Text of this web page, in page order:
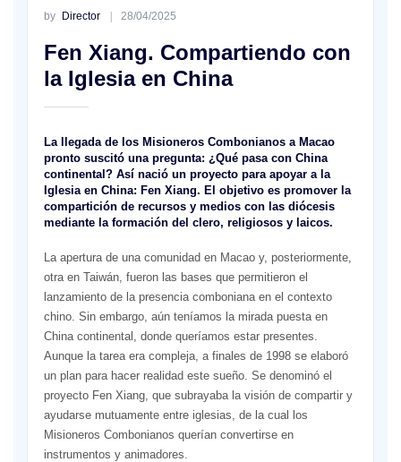
by Director 28/04/2025
Fen Xiang. Compartiendo con
la Iglesia en China
La llegada de los Misioneros Combonianos a Macao
pronto suscitó una pregunta: ¿Qué pasa con China
continental? Así nació un proyecto para apoyar a la
Iglesia en China: Fen Xiang. El objetivo es promover la
compartición de recursos y medios con las diócesis
mediante la formación del clero, religiosos y laicos.
La apertura de una comunidad en Macao y, posteriormente,
otra en Taiwán, fueron las bases que permitieron el
lanzamiento de la presencia comboniana en el contexto
chino. Sin embargo, aún teníamos la mirada puesta en
China continental, donde queríamos estar presentes.
Aunque la tarea era compleja, a finales de 1998 se elaboró ​​
un plan para hacer realidad este sueño. Se denominó el
proyecto Fen Xiang, que subrayaba la visión de compartir y
ayudarse mutuamente entre iglesias, de la cual los
Misioneros Combonianos querían convertirse en
instrumentos y animadores.